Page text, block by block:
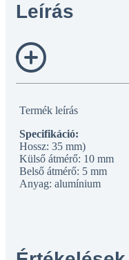
Leírás
Termék leírás
Specifikáció:
Hossz: 35 mm)
Külső átmérő: 10 mm
Belső átmérő: 5 mm
Anyag: alumínium